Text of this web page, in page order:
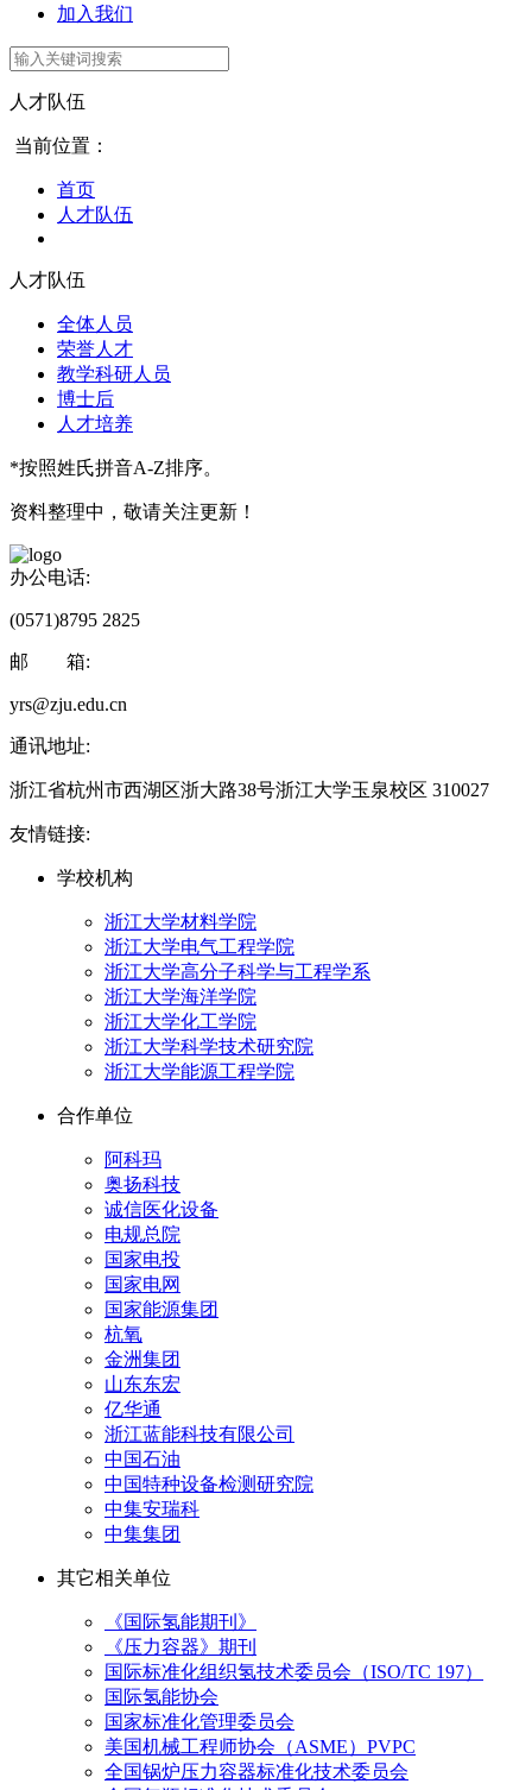
加入我们
人才队伍
当前位置：
首页
人才队伍
人才队伍
全体人员
荣誉人才
教学科研人员
博士后
人才培养
*按照姓氏拼音A-Z排序。
资料整理中，敬请关注更新！
办公电话:
(0571)8795 2825
邮 箱:
yrs@zju.edu.cn
通讯地址:
浙江省杭州市西湖区浙大路38号浙江大学玉泉校区 310027
友情链接:
学校机构
浙江大学材料学院
浙江大学电气工程学院
浙江大学高分子科学与工程学系
浙江大学海洋学院
浙江大学化工学院
浙江大学科学技术研究院
浙江大学能源工程学院
合作单位
阿科玛
奥扬科技
诚信医化设备
电规总院
国家电投
国家电网
国家能源集团
杭氧
金洲集团
山东东宏
亿华通
浙江蓝能科技有限公司
中国石油
中国特种设备检测研究院
中集安瑞科
中集集团
其它相关单位
《国际氢能期刊》
《压力容器》期刊
国际标准化组织氢技术委员会（ISO/TC 197）
国际氢能协会
国家标准化管理委员会
美国机械工程师协会（ASME）PVPC
全国锅炉压力容器标准化技术委员会